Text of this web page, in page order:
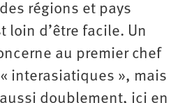
régions et pays
loin d’être facile. Un
au premier chef
interasiatiques », mais
doublement, ici en